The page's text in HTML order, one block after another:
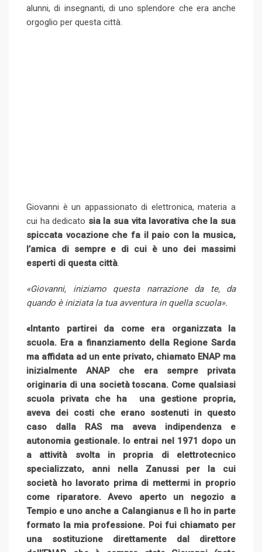
alunni, di insegnanti, di uno splendore che era anche
orgoglio per questa città.
Giovanni è un appassionato di elettronica, materia a
cui ha dedicato sia la sua vita lavorativa che la sua
spiccata vocazione che fa il paio con la musica,
l’amica di sempre e di cui è uno dei massimi
esperti di questa città.
«Giovanni, iniziamo questa narrazione da te, da
quando è iniziata la tua avventura in quella scuola».
«Intanto partirei da come era organizzata la
scuola. Era a finanziamento della Regione Sarda
ma affidata ad un ente privato, chiamato ENAP ma
inizialmente ANAP che era sempre privata
originaria di una società toscana. Come qualsiasi
scuola privata che ha una gestione propria,
aveva dei costi che erano sostenuti in questo
caso dalla RAS ma aveva indipendenza e
autonomia gestionale. Io entrai nel 1971 dopo un
a attività svolta in propria di elettrotecnico
specializzato, anni nella Zanussi per la cui
società ho lavorato prima di mettermi in proprio
come riparatore. Avevo aperto un negozio a
Tempio e uno anche a Calangianus e lì ho in parte
formato la mia professione. Poi fui chiamato per
una sostituzione direttamente dal direttore